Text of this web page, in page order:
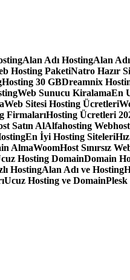
Alan Adı HostingAlan
Hosting PaketiNatro Hazır
Hosting 30 GBDreamnix
Web Sunucu KiralamaEn
Web Sitesi Hosting Ücretleri
FirmalarıHosting Ücretleri
Satın AlAlfahosting
En İyi Hosting Siteleri
AlmaWoomHost Sınırsız
Hosting DomainDomain
HostingAlan Adı ve Hosting
Ucuz Hosting ve DomainPlesk